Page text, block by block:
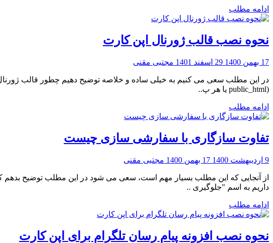
ادامه مطلب
نحوه نصب قالب ژورنال اپن کارت
17 بهمن 1400 29 اسفند 1401 مجتبی مقنی
(public_html یا هر پ..
ادامه مطلب
تفاوت سازگاری با سفارشی سازی چیست
9 اردیبهشت 1400 17 بهمن 1400 مجتبی مقنی
از آنجایی که این مطلب بسیار مهم است، سعی می شود در این مطلب توضیح بدهم
داریم به اسم "جلوگیری ..
ادامه مطلب
نحوه نصب افزونه پیام رسان تلگرام برای اپن کارت